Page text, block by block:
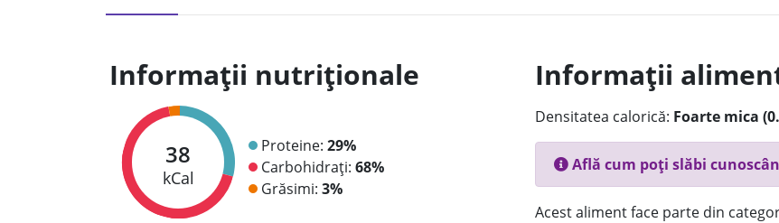
Informații nutriționale
38
kCal
Proteine: 29%
Carbohidrați: 68%
Grăsimi: 3%
Informații
Densitatea calorică: Foarte mica
Află cum poți slăbi
Acest aliment face parte din